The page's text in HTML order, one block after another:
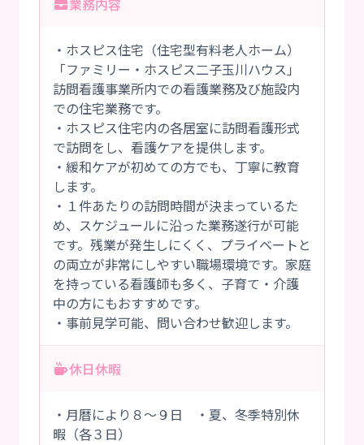
業務内容
・ホスピス住宅（住宅型有料老人ホーム）
「ファミリー・ホスピス二子玉川ハウス」
訪問看護事業所内での看護業務及び施設内
での住宅業務です。
・ホスピス住宅内の各居室に訪問看護形式
で訪問をし、看護ケアを提供します。
・緩和ケアが初めての方でも、丁寧に教育
します。
・１件あたりの訪問時間が決まっているた
め、スケジュールに沿った業務遂行が可能
です。残業が発生しにくく、プライベートと
の両立が非常にしやすい職場環境です。家庭
を持っている看護師も多く、子育て・介護
中の方にもおすすめです。
・事前見学可能、問い合わせ歓迎します。
休日休暇
・月暦により８～９日 ・夏、冬季特別休
暇（各３日）